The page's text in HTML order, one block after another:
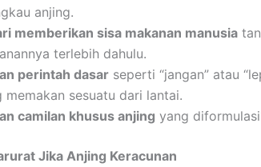
anjing.
memberikan sisa makanan manusia
terlebih dahulu.
perintah dasar seperti “jangan” atau
memakan sesuatu dari lantai.
camilan khusus anjing yang
Jika Anjing Keracunan